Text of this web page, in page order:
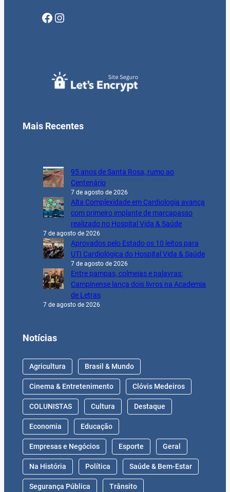
Facebook Instagram
Mais Recentes
95 anos de Santa Rosa, rumo ao
Centenário
7 de agosto de 2026
Alta Complexidade em Cardiologia avança
com primeiro implante de marcapasso
realizado no Hospital Vida & Saúde
7 de agosto de 2026
Aprovados pelo Estado os 10 leitos para
UTI Cardiológica do Hospital Vida & Saúde
7 de agosto de 2026
Entre pampas, colmeias e palavras:
Campinense lança dois livros na Academia
de Letras
7 de agosto de 2026
Notícias
Agricultura Brasil & Mundo
Cinema & Entretenimento Clóvis Medeiros
COLUNISTAS Cultura Destaque
Economia Educação
Empresas e Negócios Esporte Geral
Na História Política Saúde & Bem-Estar
Segurança Pública Trânsito